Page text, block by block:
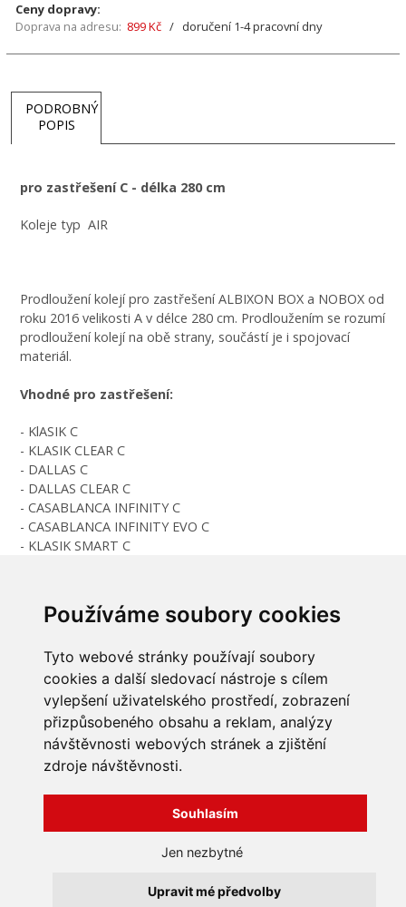
Používáme soubory cookies
Tyto webové stránky používají soubory
cookies a další sledovací nástroje s cílem
vylepšení uživatelského prostředí, zobrazení
přizpůsobeného obsahu a reklam, analýzy
návštěvnosti webových stránek a zjištění
zdroje návštěvnosti.
Souhlasím
Jen nezbytné
Upravit mé předvolby
Ceny dopravy:
Doprava na adresu: 899 Kč / doručení 1-4 pracovní dny
PODROBNÝ
POPIS
pro zastřešení C - délka 280 cm
Koleje typ AIR
Prodloužení kolejí pro zastřešení ALBIXON BOX a NOBOX od
roku 2016 velikosti A v délce 280 cm. Prodloužením se rozumí
prodloužení kolejí na obě strany, součástí je i spojovací
materiál.
Vhodné pro zastřešení:
- KlASIK C
- KLASIK CLEAR C
- DALLAS C
- DALLAS CLEAR C
- CASABLANCA INFINITY C
- CASABLANCA INFINITY EVO C
- KLASIK SMART C
prodloužení objednáváte spolu s boxem, bude dodáno
společně.
INFORMACE
Obchodní podmínky
Zpracování a ochrana
osobních údajů
O nás
Všechna práva vyhrazena
profesionální webové stránky: triangl web